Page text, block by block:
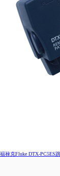
CCTT工程师证书
福禄克Fluke DTX-PC5ES